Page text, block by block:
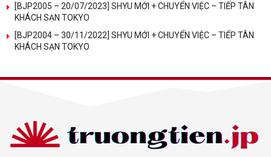
[BJP2005 – 20/07/2023] SHYU MỚI + CHUYỂN VIỆC – TIẾP TÂN
KHÁCH SẠN TOKYO
[BJP2004 – 30/11/2022] SHYU MỚI + CHUYỂN VIỆC – TIẾP TÂN
KHÁCH SẠN TOKYO